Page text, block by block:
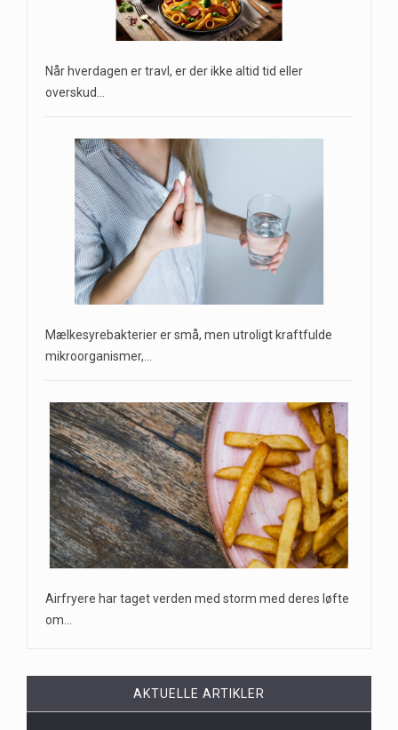
Når hverdagen er travl, er der ikke altid tid eller
overskud…
Mælkesyrebakterier er små, men utroligt kraftfulde
mikroorganismer,…
Airfryere har taget verden med storm med deres løfte
om…
AKTUELLE ARTIKLER